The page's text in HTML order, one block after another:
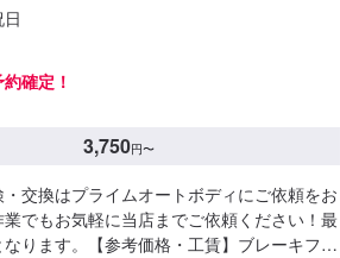
を右に次の交差点を左に進むと右側に工場
伝えください。【定休日・営業時間】定休
確定！
3,750円〜
交換はプライムオートボディにご依頼をお
でもお気軽に当店までご依頼ください！最
ります。【参考価格・工賃】ブレーキフル